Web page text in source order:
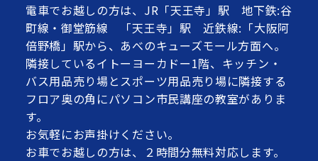
電車でお越しの方は、JR「天王寺」駅 地下鉄:谷
町線・御堂筋線 「天王寺」駅 近鉄線:「大阪阿
倍野橋」駅から、あべのキューズモール方面へ。
隣接しているイトーヨーカドー1階、キッチン・
バス用品売り場とスポーツ用品売り場に隣接する
フロア奥の角にパソコン市民講座の教室がありま
す。
お気軽にお声掛けください。
お車でお越しの方は、２時間分無料対応します。